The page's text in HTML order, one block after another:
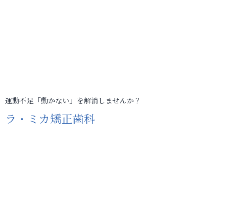
運動不足「動かない」を解消しませんか？
ラ・ミカ矯正歯科